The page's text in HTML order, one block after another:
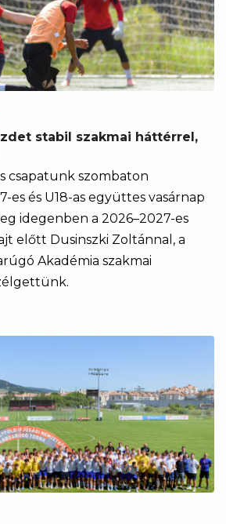
stabil szakmai háttérrel,
csapatunk szombaton
es és U18-as együttes vasárnap
idegenben a 2026–2027-es
előtt Dusinszki Zoltánnal, a
Akadémia szakmai